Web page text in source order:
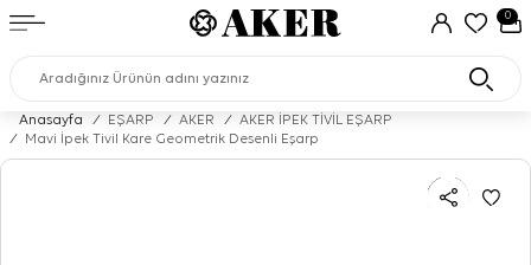
0
Anasayfa / EŞARP / AKER /
AKER İPEK TİVİL EŞARP
/
Mavi İpek Tivil Kare Geometrik Desenli Eşarp